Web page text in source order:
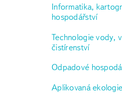
Informatika,
hospodářství
Technologie vody,
čistírenství
Odpadové
Aplikovaná ekologie